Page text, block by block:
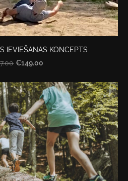
IEVIEŠANAS KONCEPTS
€149.00